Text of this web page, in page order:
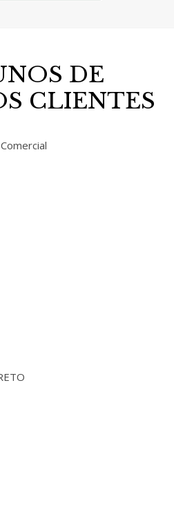
DE
CLIENTES